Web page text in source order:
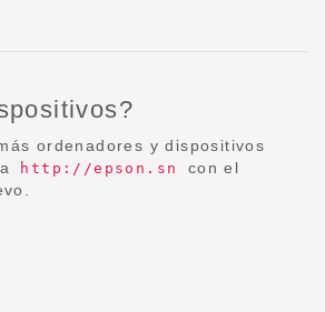
ordenadores y dispositivos
http://epson.sn
con el